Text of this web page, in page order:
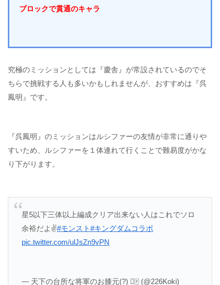
ブロックで貫通のキャラ
究極のミッションとしては『慶舎』が常設されているのでそ
ちらで挑戦する人も多いかもしれませんが、おすすめは『呉
鳳明』です。
『呉鳳明』のミッションはルシファーの友情が非常に通りや
すいため、ルシファーを１体連れて行くことで難易度がかな
り下がります。
星5以下三体以上編成クリア出来ない人はこれでソロ
余裕だよ✌️#モンスト#キングダムコラボ
pic.twitter.com/ulJsZn9vPN
— 天下の台所な将軍のお膝元(?) 🀄 (@226Koki)